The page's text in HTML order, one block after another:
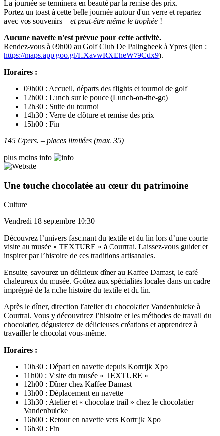
La journée se terminera en beauté par la remise des prix.
Portez un toast à cette belle journée autour d'un verre et repartez
avec vos souvenirs – et peut-être même le trophée !
Aucune navette n'est prévue pour cette activité.
Rendez-vous à 09h00 au Golf Club De Palingbeek à Ypres (lien :
https://maps.app.goo.gl/HXavwRXEheW79Cdx9).
Horaires :
09h00 : Accueil, départs des flights et tournoi de golf
12h00 : Lunch sur le pouce (Lunch-on-the-go)
12h30 : Suite du tournoi
14h30 : Verre de clôture et remise des prix
15h00 : Fin
145 €/pers. – places limitées (max. 35)
plus moins info
Une touche chocolatée au cœur du patrimoine
Culturel
Vendredi 18 septembre 10:30
Découvrez l’univers fascinant du textile et du lin lors d’une courte
visite au musée « TEXTURE » à Courtrai. Laissez-vous guider et
inspirer par l’histoire de ces traditions artisanales.
Ensuite, savourez un délicieux dîner au Kaffee Damast, le café
chaleureux du musée. Goûtez aux spécialités locales dans un cadre
imprégné de la riche histoire du textile et du lin.
Après le dîner, direction l’atelier du chocolatier Vandenbulcke à
Courtrai. Vous y découvrirez l’histoire et les méthodes de travail du
chocolatier, dégusterez de délicieuses créations et apprendrez à
travailler le chocolat vous-même.
Horaires :
10h30 : Départ en navette depuis Kortrijk Xpo
11h00 : Visite du musée « TEXTURE »
12h00 : Dîner chez Kaffee Damast
13h00 : Déplacement en navette
13h30 : Atelier et « chocolate trail » chez le chocolatier
Vandenbulcke
16h00 : Retour en navette vers Kortrijk Xpo
16h30 : Fin